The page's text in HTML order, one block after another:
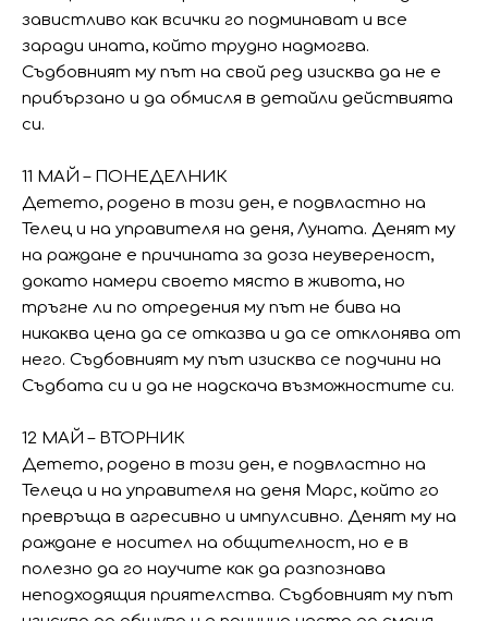
завистливо как всички го подминават и все
заради ината, който трудно надмогва.
Съдбовният му път на свой ред изисква да не е
прибързано и да обмисля в детайли действията
си.
11 МАЙ – ПОНЕДЕЛНИК
Детето, родено в този ден, е подвластно на
Телец и на управителя на деня, Луната. Денят му
на раждане е причината за доза неувереност,
докато намери своето място в живота, но
тръгне ли по отредения му път не бива на
никаква цена да се отказва и да се отклонява от
него. Съдбовният му път изисква се подчини на
Съдбата си и да не надскача възможностите си.
12 МАЙ – ВТОРНИК
Детето, родено в този ден, е подвластно на
Телеца и на управителя на деня Марс, който го
превръща в агресивно и импулсивно. Денят му на
раждане е носител на общителност, но е в
полезно да го научите как да разпознава
неподходящия приятелства. Съдбовният му път